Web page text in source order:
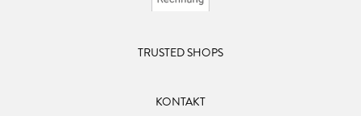
TRUSTED SHOPS
KONTAKT